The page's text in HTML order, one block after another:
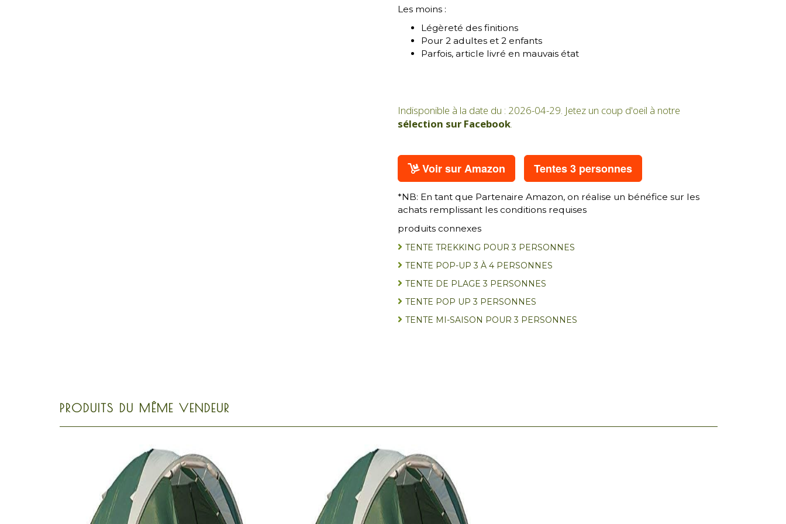
Les moins :
Légèreté des finitions
Pour 2 adultes et 2 enfants
Parfois, article livré en mauvais état
Indisponible à la date du : 2026-04-29. Jetez un coup d'oeil à notre
sélection sur Facebook.
Voir sur Amazon Tentes 3 personnes
*NB: En tant que Partenaire Amazon, on réalise un bénéfice sur les
achats remplissant les conditions requises
produits connexes
TENTE TREKKING POUR 3 PERSONNES
TENTE POP-UP 3 À 4 PERSONNES
TENTE DE PLAGE 3 PERSONNES
TENTE POP UP 3 PERSONNES
TENTE MI-SAISON POUR 3 PERSONNES
PRODUITS DU MÊME VENDEUR